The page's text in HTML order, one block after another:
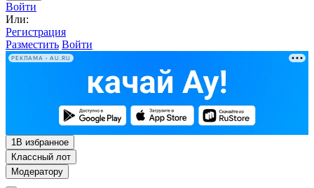
Войти
Или:
Регистрация
Разместить Войти
РЕКЛАМА • AU.RU
1В избранное
Классный лот
Модератору